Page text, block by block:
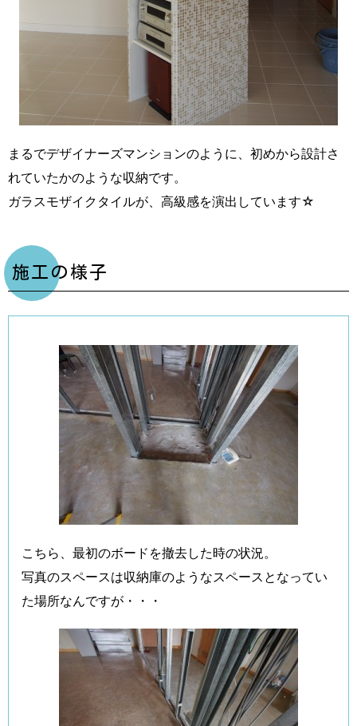
まるでデザイナーズマンションのように、初めから設計さ
れていたかのような収納です。
ガラスモザイクタイルが、高級感を演出しています☆
施工の様子
こちら、最初のボードを撤去した時の状況。
写真のスペースは収納庫のようなスペースとなってい
た場所なんですが・・・